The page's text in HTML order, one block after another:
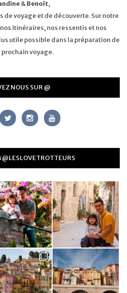
&Benoît,
de voyage et de découverte. Sur notre
itinéraires, nos ressentis et nos
utile possible dans la préparation de
voyage.
NOUS SUR @